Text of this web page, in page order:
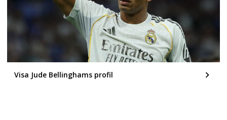
Visa Jude Bellinghams profil